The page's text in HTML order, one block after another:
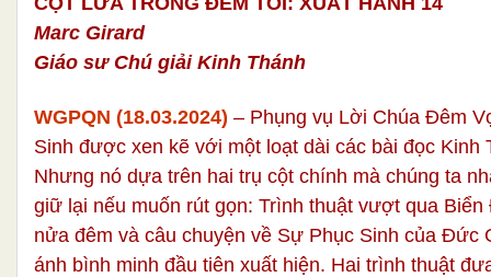
Marc Girard
Giáo sư Chú giải Kinh Thánh
WGPQN (18.03.2024) – Phụng vụ Lời Chúa Đêm
Sinh được xen kẽ với một loạt dài các bài đọc Kinh
Nhưng nó dựa trên hai trụ cột chính mà chúng ta
giữ lại nếu muốn rút gọn: Trình thuật vượt qua Biển
nửa đêm và câu chuyện về Sự Phục Sinh của Đức
ánh bình minh đầu tiên xuất hiện. Hai trình thuật